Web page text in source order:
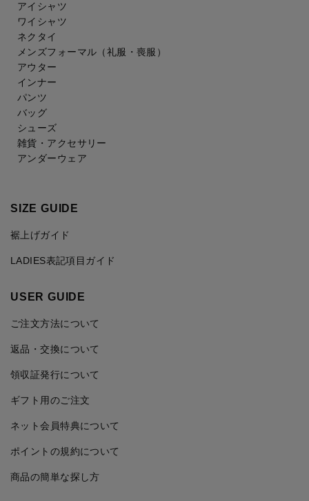
アイシャツ
ワイシャツ
ネクタイ
メンズフォーマル （礼服・喪服）
アウター
インナー
パンツ
バッグ
シューズ
雑貨・アクセサリー
アンダーウェア
SIZE GUIDE
裾上げガイド
LADIES表記項目ガイド
USER GUIDE
ご注文方法について
返品・交換について
領収証発行について
ギフト用のご注文
ネット会員特典について
ポイントの規約について
商品の簡単な探し方